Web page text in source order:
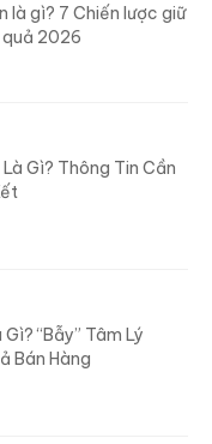
là gì? 7 Chiến lược giữ
quả 2026
Gì? Thông Tin Cần
“Bẫy” Tâm Lý
Bán Hàng